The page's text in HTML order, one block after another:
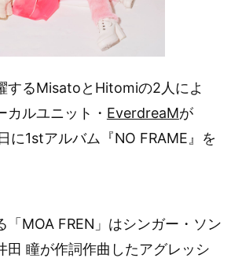
するMisatoとHitomiの2人によ
カルユニット・ EverdreaMが
に1stアルバム『NO FRAME』を
「MOA FREN」はシンガー・ソン
田 瞳が作詞作曲したアグレッシ